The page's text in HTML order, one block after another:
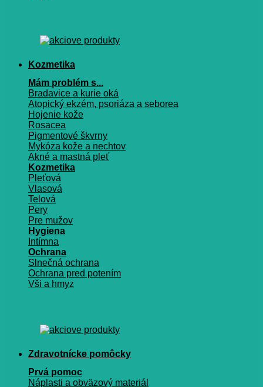
Kozmetika
Mám problém s...
Bradavice a kurie oká
Atopický ekzém, psoriáza a seborea
Hojenie kože
Rosacea
Pigmentové škvrny
Mykóza kože a nechtov
Akné a mastná pleť
Kozmetika
Pleťová
Vlasová
Telová
Pery
Pre mužov
Hygiena
Intímna
Ochrana
Slnečná ochrana
Ochrana pred potením
Vši a hmyz
Zdravotnícke pomôcky
Prvá pomoc
Náplasti a obväzový materiál